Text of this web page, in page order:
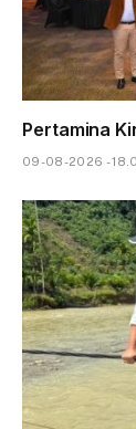
Pertamina
09-08-2026 -